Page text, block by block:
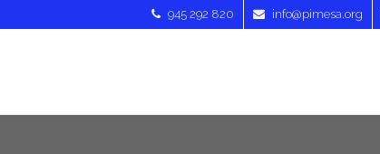
945 292 820 info@pimesa.org